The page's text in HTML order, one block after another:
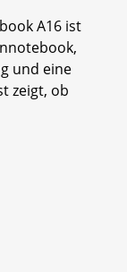
A16 ist
und eine
zeigt, ob